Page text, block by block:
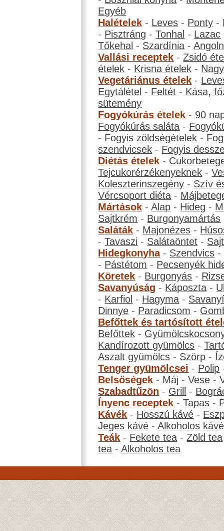
Egyéb
Halételek - Leves - Ponty -
- Pisztráng -Tonhal - Lazac
Tőkehal - Szardínia -
Vallási receptek -Zsidó
ételek - Krisna ételek -
Vegetáriánus ételek -
Egytálétel - Feltét - Kása,
sütemény
Fogyókúrás ételek - 90
Fogyókúrás saláta -
- Fogyis zöldségételek -
szendvicsek - Fogyis
Diétás ételek -
Tejcukorérzékenyeknek -
Koleszterinszegény - Szív
Vércsoport diéta -
Mártások -Alap - Hideg -
Sajtkrém - Burgonyamártás
Saláták - Majonézes -
-Tavaszi - Salátaöntet -
Hidegkonyha- Szendvics -
- Pástétom - Pecsenyék
Köretek - Burgonyás -
Savanyúság - Káposzta -
- Karfiol - Hagyma -
Dinnye - Paradicsom -
Befőttek és tartósított
Befőttek -
Kandírozott gyümölcs -
Aszalt gyümölcs - Szörp -
Tenger gyümölcsei - Polip
Belsőségek - Máj -Vese -
Szabadtűzön - Grill -
Ínyenc receptek -Tapas -
Kávék - Hosszú kávé -
Jeges kávé -Alkoholos kávé
Teák - Fekete tea -Zöld tea
tea -Alkoholos tea